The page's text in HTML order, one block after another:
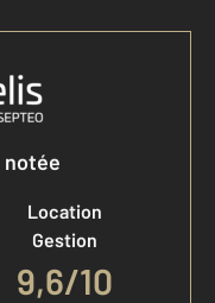
notée
Location
Gestion
9,6/10